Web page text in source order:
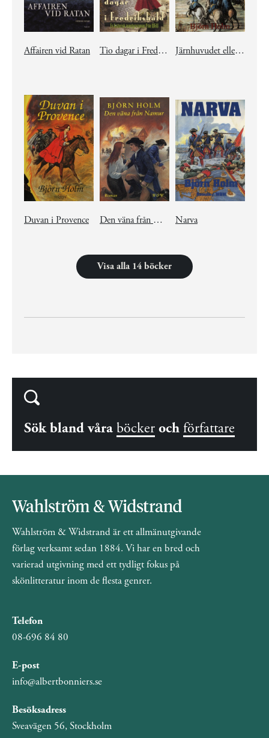
Affairen vid Ratan Tio dagar i Fredrikshald Järnhuvudet eller Lejonet i Bender
Duvan i Provence Den väna från Namur Narva
Visa alla 14 böcker
Sök bland våra böcker och författare
Wahlström & Widstrand är ett allmänutgivande
förlag verksamt sedan 1884. Vi har en bred och
varierad utgivning med ett tydligt fokus på
skönlitteratur inom de flesta genrer.
Telefon
08-696 84 80
E-post
info@albertbonniers.se
Besöksadress
Sveavägen 56, Stockholm